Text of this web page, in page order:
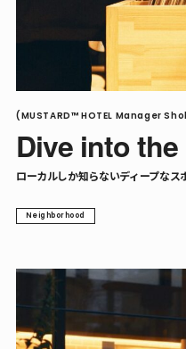
(SUNNY HOP)
Hot dog
by a b-boy.
B-BOYが営む、街のホットドッグ
(MUSTARD™ HOTEL Manager
Dive into
ローカルしか知らないディープなス
Neighborhood